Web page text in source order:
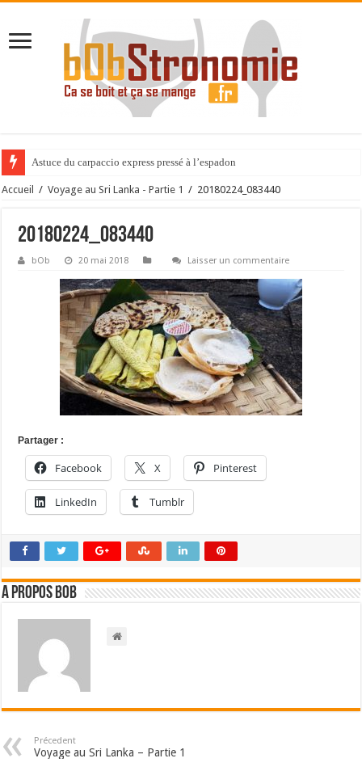
Astuce du carpaccio express pressé à l’espadon
Accueil / Voyage au Sri Lanka - Partie 1 / 20180224_083440
20180224_083440
bOb 20 mai 2018 Laisser un commentaire
Partager :
Facebook X Pinterest
LinkedIn Tumblr
A propos bOb
Précedent
Voyage au Sri Lanka – Partie 1